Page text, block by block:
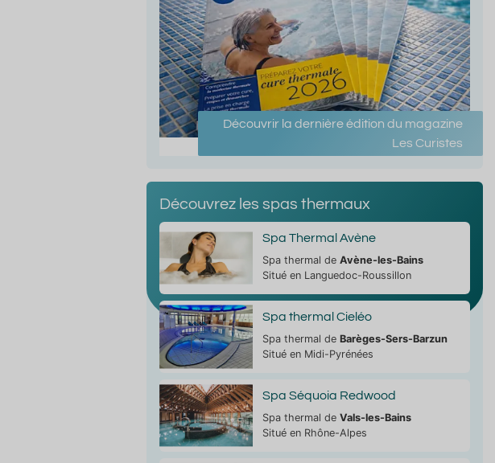
Découvrir la dernière édition du magazine
Les Curistes
Découvrez les spas thermaux
Spa Thermal Avène
Spa thermal de Avène-les-Bains
Situé en Languedoc-Roussillon
Spa thermal Cieléo
Spa thermal de Barèges-Sers-Barzun
Situé en Midi-Pyrénées
Spa Séquoia Redwood
Spa thermal de Vals-les-Bains
Situé en Rhône-Alpes